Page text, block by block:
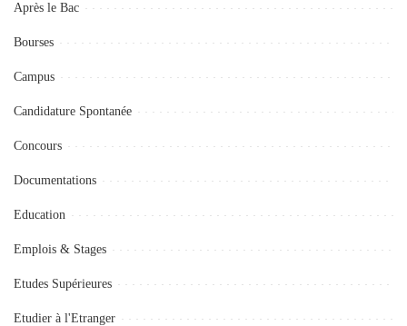
Après le Bac
Bourses
Campus
Candidature Spontanée
Concours
Documentations
Education
Emplois & Stages
Etudes Supérieures
Etudier à l'Etranger